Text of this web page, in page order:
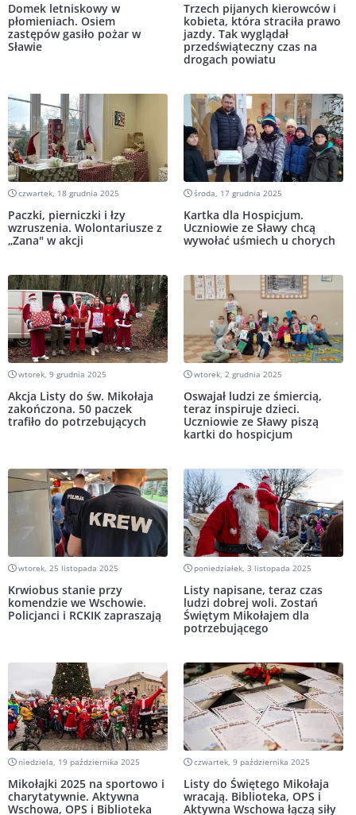
Domek letniskowy w
płomieniach. Osiem
zastępów gasiło pożar w
Sławie
Trzech pijanych kierowców i
kobieta, która straciła prawo
jazdy. Tak wyglądał
przedświąteczny czas na
drogach powiatu
czwartek, 18 grudnia 2025
Paczki, pierniczki i łzy
wzruszenia. Wolontariusze z
„Zana" w akcji
środa, 17 grudnia 2025
Kartka dla Hospicjum.
Uczniowie ze Sławy chcą
wywołać uśmiech u chorych
wtorek, 9 grudnia 2025
Akcja Listy do św. Mikołaja
zakończona. 50 paczek
trafiło do potrzebujących
wtorek, 2 grudnia 2025
Oswajał ludzi ze śmiercią,
teraz inspiruje dzieci.
Uczniowie ze Sławy piszą
kartki do hospicjum
wtorek, 25 listopada 2025
Krwiobus stanie przy
komendzie we Wschowie.
Policjanci i RCKIK zapraszają
poniedziałek, 3 listopada 2025
Listy napisane, teraz czas
ludzi dobrej woli. Zostań
Świętym Mikołajem dla
potrzebującego
niedziela, 19 października 2025
Mikołajki 2025 na sportowo i
charytatywnie. Aktywna
Wschowa, OPS i Biblioteka
czwartek, 9 października 2025
Listy do Świętego Mikołaja
wracają. Biblioteka, OPS i
Aktywna Wschowa łączą siły